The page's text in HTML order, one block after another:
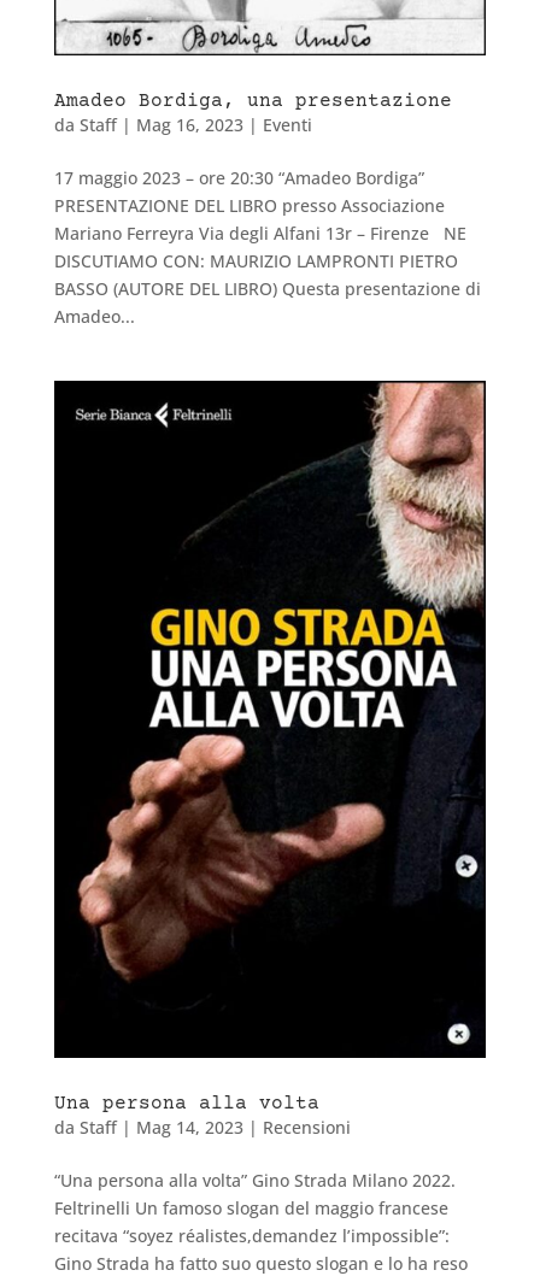
Amadeo Bordiga, una presentazione
da Staff| Mag 16, 2023| Eventi
17 maggio 2023 – ore 20:30 “Amadeo Bordiga”
PRESENTAZIONE DEL LIBRO presso Associazione
Mariano Ferreyra Via degli Alfani 13r – Firenze NE
DISCUTIAMO CON: MAURIZIO LAMPRONTI PIETRO
BASSO (AUTORE DEL LIBRO) Questa presentazione di
Amadeo...
Una persona alla volta
da Staff| Mag 14, 2023| Recensioni
“Una persona alla volta” Gino Strada Milano 2022.
Feltrinelli Un famoso slogan del maggio francese
recitava “soyez réalistes,demandez l’impossible”:
Gino Strada ha fatto suo questo slogan e lo ha reso